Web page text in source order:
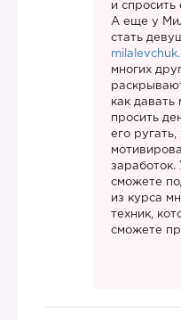
и спросить
А еще у
стать
многих
как давать
просить
его ругать,
заработок.
сможете
из курса
техник,
сможете